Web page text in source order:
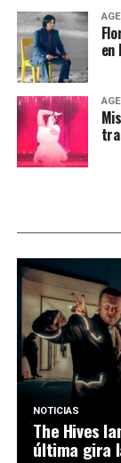
en
NOTICIAS
The Hives
última gira